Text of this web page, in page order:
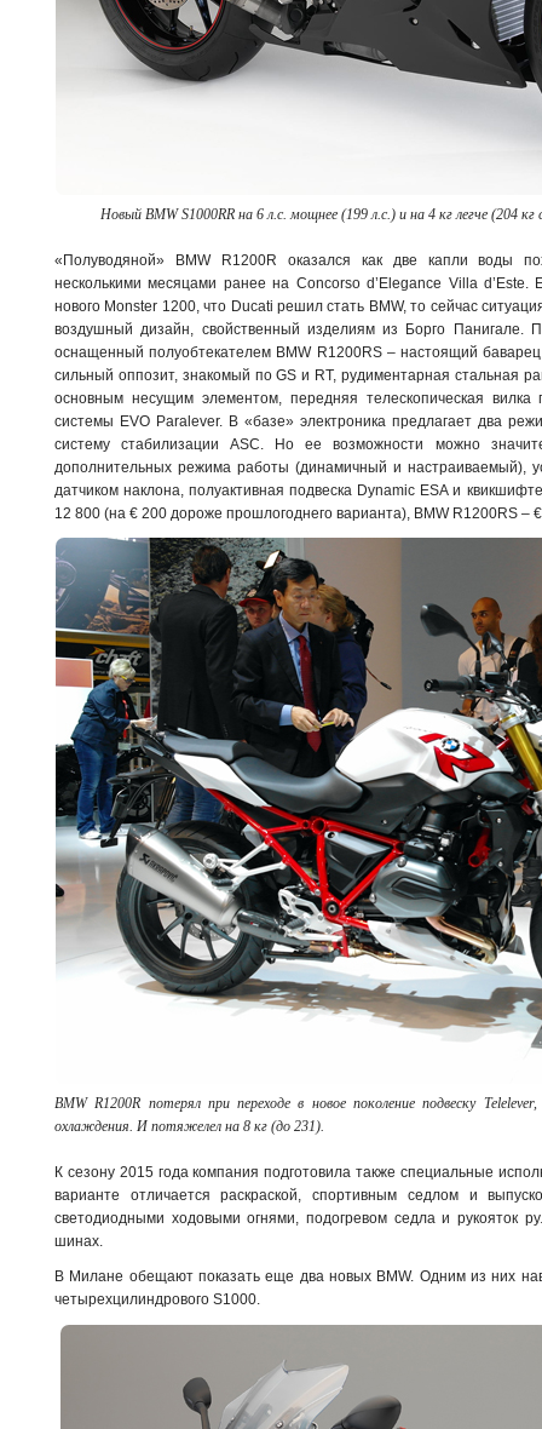
Новый BMW S1000RR на 6 л.с. мощнее (199 л.с.) и на 4 кг легче (204
«Полуводяной» BMW R1200R оказался как две капли воды
несколькими месяцами ранее на Concorso d’Elegance Villa
нового Monster 1200, что Ducati решил стать BMW, то сейчас
воздушный дизайн, свойственный изделиям из Борго Панигале.
оснащенный полуобтекателем BMW R1200RS – настоящий
сильный оппозит, знакомый по GS и RT, рудиментарная стальная
основным несущим элементом, передняя телескопическая вилка
системы EVO Paralever. В «базе» электроника предлагает два
систему стабилизации ASC. Но ее возможности можно
дополнительных режима работы (динамичный и настраиваемый),
датчиком наклона, полуактивная подвеска Dynamic ESA и
12 800 (на € 200 дороже прошлогоднего варианта), BMW R1200RS –
BMW R1200R потерял при переходе в новое поколение подвеску
охлаждения. И потяжелел на 8 кг (до 231).
К сезону 2015 года компания подготовила также специальные
варианте отличается раскраской, спортивным седлом и
светодиодными ходовыми огнями, подогревом седла и рукояток
шинах.
В Милане обещают показать еще два новых BMW. Одним из них
четырехцилиндрового S1000.